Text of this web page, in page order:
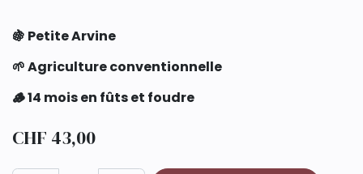
🍇 Petite Arvine
🌱 Agriculture conventionnelle
🪵 14 mois en fûts et foudre
CHF 43,00